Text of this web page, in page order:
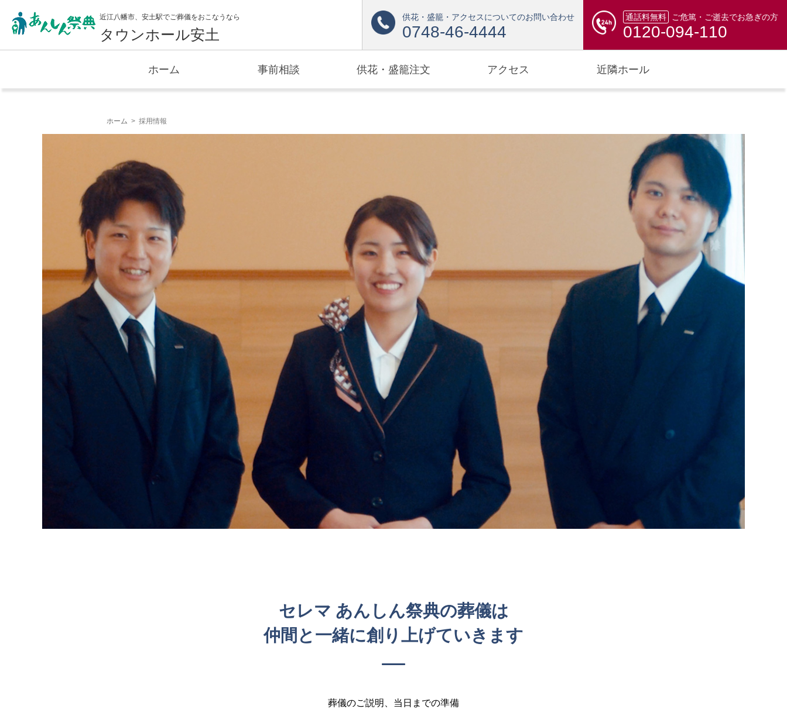
近江八幡市、安土駅でご葬儀をおこなうなら
タウンホール安土
供花・盛籠・アクセスについてのお問い合わせ
0748-46-4444
通話料無料 ご危篤・ご逝去でお急ぎの方
0120-094-110
ホーム 事前相談 供花・盛籠注文 アクセス 近隣ホール
ホーム 採用情報
セレマ あんしん祭典の葬儀は
仲間と一緒に創り上げていきます
葬儀のご説明、当日までの準備